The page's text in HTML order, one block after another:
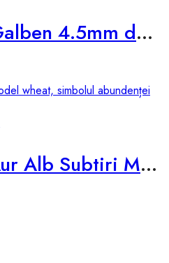
Verighete Aur Galben 4.5mm d531-g
Verighete Din Aur Alb Subtiri Model D029AS